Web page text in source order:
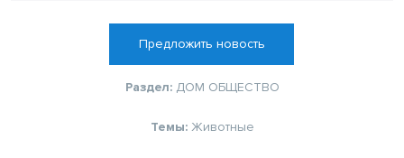
Предложить новость
Раздел: ДОМ ОБЩЕСТВО
Темы: Животные